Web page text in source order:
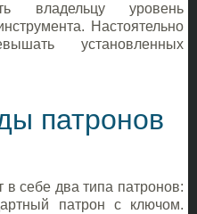
владельцу уровень
Настоятельно
установленных
патронов
себе два типа патронов:
патрон с ключом.